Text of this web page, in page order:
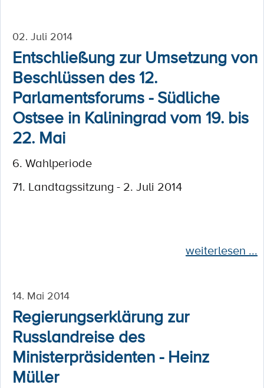
02. Juli 2014
Entschließung zur Umsetzung von
Beschlüssen des 12.
Parlamentsforums - Südliche
Ostsee in Kaliningrad vom 19. bis
22. Mai
6. Wahlperiode
71. Landtagssitzung - 2. Juli 2014
weiterlesen ...
14. Mai 2014
Regierungserklärung zur
Russlandreise des
Ministerpräsidenten - Heinz
Müller